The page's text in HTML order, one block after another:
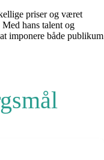
priser og været
hans talent og
imponere både publikum